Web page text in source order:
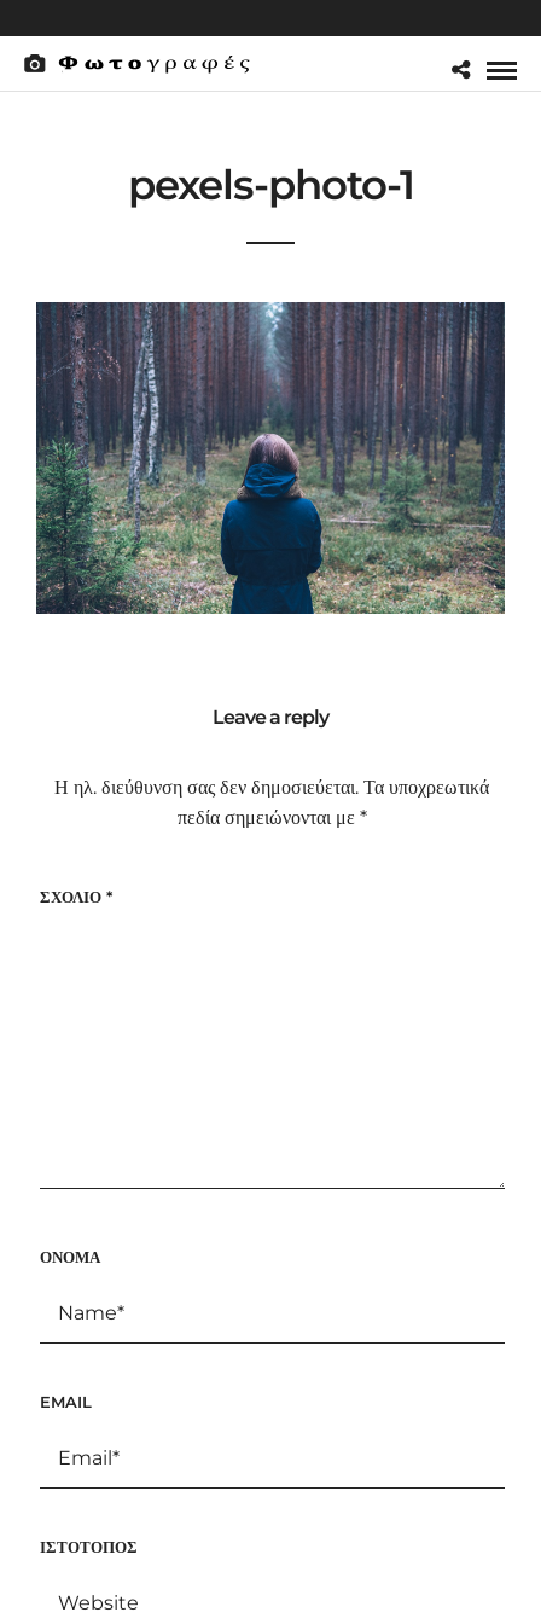
pexels-photo-1
Leave a reply
Η ηλ. διεύθυνση σας δεν δημοσιεύεται. Τα υποχρεωτικά
πεδία σημειώνονται με *
ΣΧΌΛΙΟ *
ΌΝΟΜΑ
EMAIL
ΙΣΤΌΤΟΠΟΣ